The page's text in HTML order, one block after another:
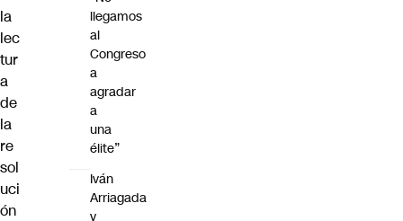
la
lec
tur
a
de
la
re
sol
uci
ón
llegamos
al
Congreso
a
agradar
a
una
élite”
Iván
Arriagada
y